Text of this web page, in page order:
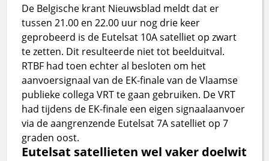
De Belgische krant Nieuwsblad meldt dat er
tussen 21.00 en 22.00 uur nog drie keer
geprobeerd is de Eutelsat 10A satelliet op zwart
te zetten. Dit resulteerde niet tot beelduitval.
RTBF had toen echter al besloten om het
aanvoersignaal van de EK-finale van de Vlaamse
publieke collega VRT te gaan gebruiken. De VRT
had tijdens de EK-finale een eigen signaalaanvoer
via de aangrenzende Eutelsat 7A satelliet op 7
graden oost.
Eutelsat satellieten wel vaker doelwit